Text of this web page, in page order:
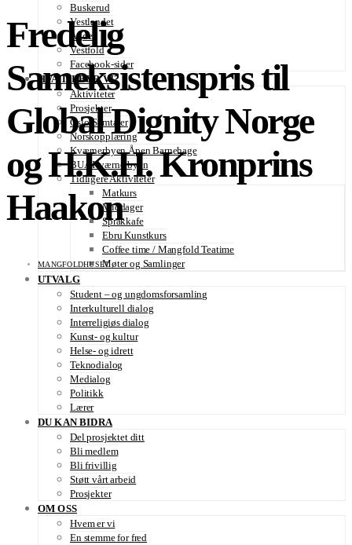
Buskerud
Vestlandet
Agder
Vestfold
Facebook-sider
HVA TILBYR VI?
Aktiviteter
Prosjekter
Oslo-Samtaler
Norskopplæring
Kværnerbyen Åpen Barnehage
BUA Kværnerbyen
Tidligere Aktiviteter
Matkurs
Middager
Språkkafe
Ebru Kunstkurs
Coffee time / Mangfold Teatime
Møter og Samlinger
UTVALG
Student – og ungdomsforsamling
Interkulturell dialog
Interreligiøs dialog
Kunst- og kultur
Helse- og idrett
Teknodialog
Medialog
Politikk
Lærer
DU KAN BIDRA
Del prosjektet ditt
Bli medlem
Bli frivillig
Støtt vårt arbeid
Prosjekter
OM OSS
Hvem er vi
En stemme for fred
Fredelig
Sameksistenspris til
Global Dignity Norge
og H.K.H. Kronprins
Haakon
MANGFOLDHUSET